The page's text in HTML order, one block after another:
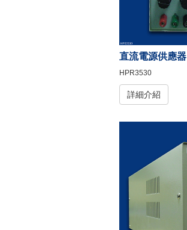
直流電源供應器
HPR3530
詳細介紹